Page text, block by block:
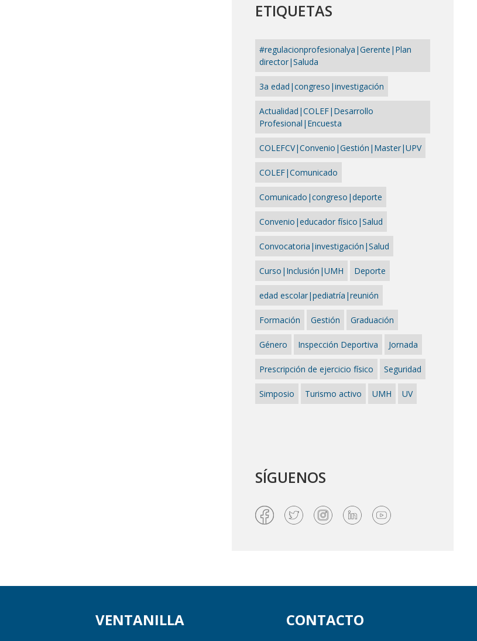
ETIQUETAS
#regulacionprofesionalya|Gerente|Plan
director|Saluda
3a edad|congreso|investigación
Actualidad|COLEF|Desarrollo
Profesional|Encuesta
COLEFCV|Convenio|Gestión|Master|UPV
COLEF|Comunicado
Comunicado|congreso|deporte
Convenio|educador físico|Salud
Convocatoria|investigación|Salud
Curso|Inclusión|UMH Deporte
edad escolar|pediatría|reunión
Formación Gestión Graduación
Género Inspección Deportiva Jornada
Prescripción de ejercicio físico Seguridad
Simposio Turismo activo UMH UV
SÍGUENOS
VENTANILLA CONTACTO